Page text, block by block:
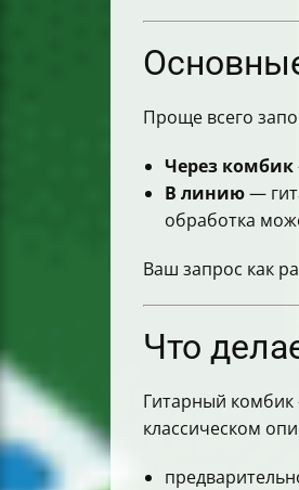
Проще всего
Через комбик
В линию—
обработка
Ваш запрос как
Что
Гитарный комбик
классическом